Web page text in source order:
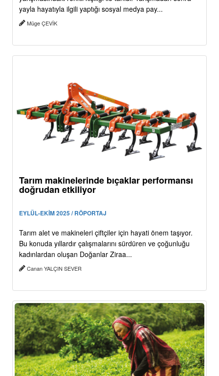
yayla hayatıyla ilgili yaptığı sosyal medya pay...
Müge ÇEVİK
Tarım makinelerinde bıçaklar performansı
doğrudan etkiliyor
EYLÜL-EKİM 2025 / RÖPORTAJ
Tarım alet ve makineleri çiftçiler için hayati önem taşıyor.
Bu konuda yıllardır çalışmalarını sürdüren ve çoğunluğu
kadınlardan oluşan Doğanlar Ziraa...
Canan YALÇIN SEVER